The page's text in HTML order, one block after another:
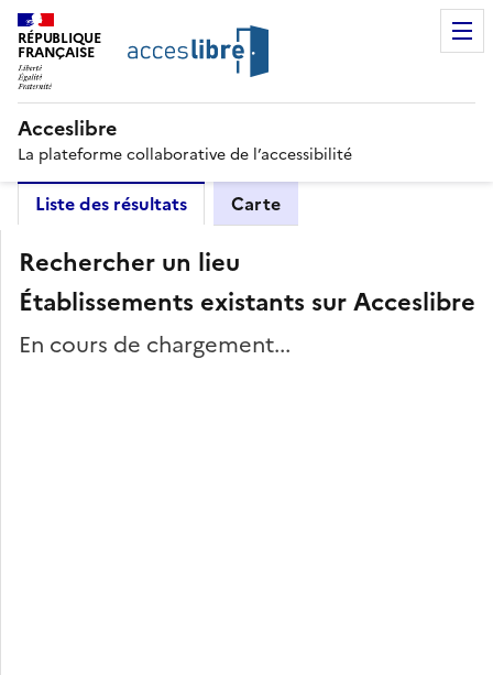
RÉPUBLIQUE
FRANÇAISE
Acceslibre
La plateforme collaborative de l’accessibilité
Liste des résultats Carte
Rechercher un lieu
Établissements existants sur Acceslibre
En cours de chargement...